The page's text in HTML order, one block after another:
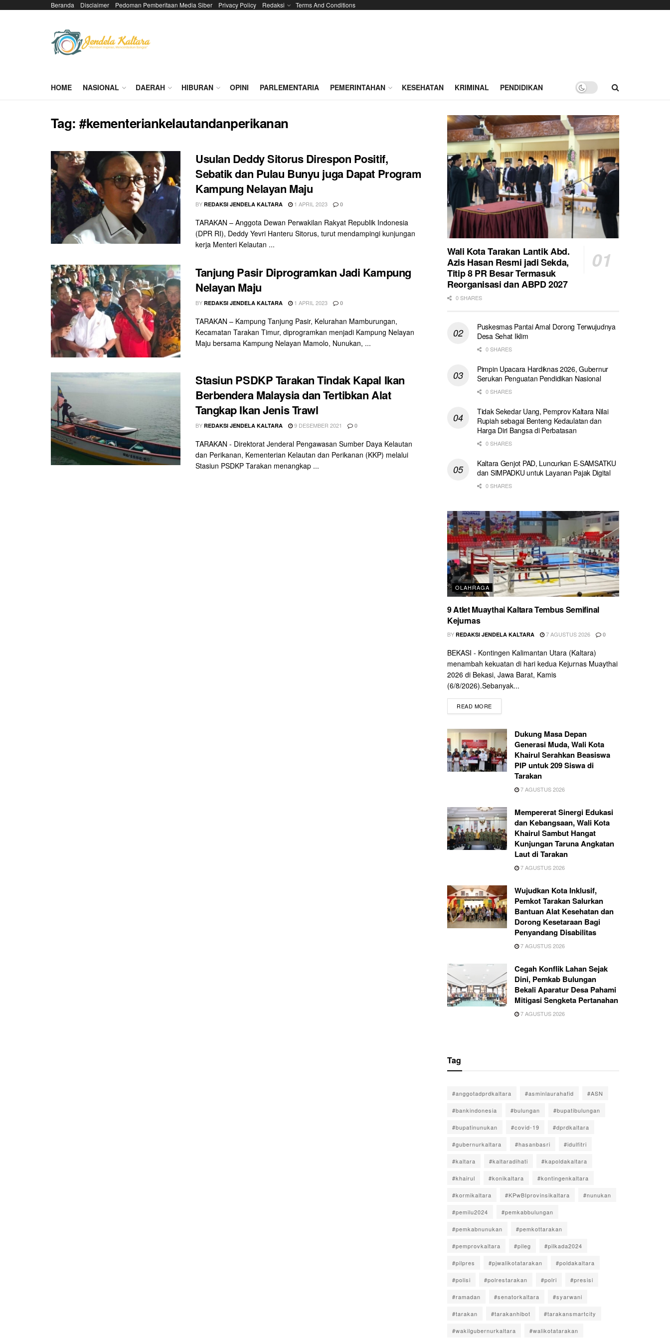
Beranda Disclaimer Pedoman Pemberitaan Media Siber Privacy Policy Redaksi Terms And Conditions
HOME NASIONAL DAERAH HIBURAN OPINI PARLEMENTARIA PEMERINTAHAN KESEHATAN KRIMINAL PENDIDIKAN
Tag:#kementeriankelautandanperikanan
Usulan Deddy Sitorus Direspon Positif,
Sebatik dan Pulau Bunyu juga Dapat Program
Kampung Nelayan Maju
BY REDAKSI JENDELA KALTARA 1 APRIL 2023 0
TARAKAN – Anggota Dewan Perwakilan Rakyat Republik Indonesia
(DPR RI), Deddy Yevri Hanteru Sitorus, turut mendampingi kunjungan
kerja Menteri Kelautan ...
Tanjung Pasir Diprogramkan Jadi Kampung
Nelayan Maju
BY REDAKSI JENDELA KALTARA 1 APRIL 2023 0
TARAKAN – Kampung Tanjung Pasir, Kelurahan Mamburungan,
Kecamatan Tarakan Timur, diprogramkan menjadi Kampung Nelayan
Maju bersama Kampung Nelayan Mamolo, Nunukan, ...
Stasiun PSDKP Tarakan Tindak Kapal Ikan
Berbendera Malaysia dan Tertibkan Alat
Tangkap Ikan Jenis Trawl
BY REDAKSI JENDELA KALTARA 9 DESEMBER 2021 0
TARAKAN - Direktorat Jenderal Pengawasan Sumber Daya Kelautan
dan Perikanan, Kementerian Kelautan dan Perikanan (KKP) melalui
Stasiun PSDKP Tarakan menangkap ...
Wali Kota Tarakan Lantik Abd.
Azis Hasan Resmi jadi Sekda,
Titip 8 PR Besar Termasuk
Reorganisasi dan ABPD 2027
0 SHARES
Puskesmas Pantai Amal Dorong Terwujudnya
Desa Sehat Iklim
0 SHARES
Pimpin Upacara Hardiknas 2026, Gubernur
Serukan Penguatan Pendidikan Nasional
0 SHARES
Tidak Sekedar Uang, Pemprov Kaltara Nilai
Rupiah sebagai Benteng Kedaulatan dan
Harga Diri Bangsa di Perbatasan
0 SHARES
Kaltara Genjot PAD, Luncurkan E-SAMSATKU
dan SIMPADKU untuk Layanan Pajak Digital
0 SHARES
OLAHRAGA
9 Atlet Muaythai Kaltara Tembus Semifinal
Kejurnas
BY REDAKSI JENDELA KALTARA 7 AGUSTUS 2026 0
BEKASI - Kontingen Kalimantan Utara (Kaltara)
menambah kekuatan di hari kedua Kejurnas Muaythai
2026 di Bekasi, Jawa Barat, Kamis
(6/8/2026).Sebanyak...
READ MORE
Dukung Masa Depan
Generasi Muda, Wali Kota
Khairul Serahkan Beasiswa
PIP untuk 209 Siswa di
Tarakan
7 AGUSTUS 2026
Mempererat Sinergi Edukasi
dan Kebangsaan, Wali Kota
Khairul Sambut Hangat
Kunjungan Taruna Angkatan
Laut di Tarakan
7 AGUSTUS 2026
Wujudkan Kota Inklusif,
Pemkot Tarakan Salurkan
Bantuan Alat Kesehatan dan
Dorong Kesetaraan Bagi
Penyandang Disabilitas
7 AGUSTUS 2026
Cegah Konflik Lahan Sejak
Dini, Pemkab Bulungan
Bekali Aparatur Desa Pahami
Mitigasi Sengketa Pertanahan
7 AGUSTUS 2026
Tag
#anggotadprdkaltara #asminlaurahafid #ASN
#bankindonesia #bulungan #bupatibulungan
#bupatinunukan #covid-19 #dprdkaltara
#gubernurkaltara #hasanbasri #idulfitri
#kaltara #kaltaradihati #kapoldakaltara
#khairul #konikaltara #kontingenkaltara
#kormikaltara #KPwBIprovinsikaltara #nunukan
#pemilu2024 #pemkabbulungan
#pemkabnunukan #pemkottarakan
#pemprovkaltara #pileg #pilkada2024
#pilpres #pjwalikotatarakan #poldakaltara
#polisi #polrestarakan #polri #presisi
#ramadan #senatorkaltara #syarwani
#tarakan #tarakanhibot #tarakansmartcity
#wakilgubernurkaltara #walikotatarakan